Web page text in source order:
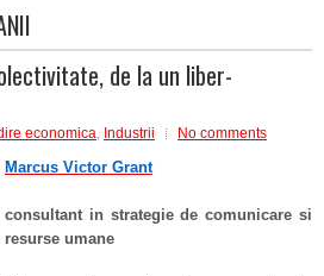
de la un liber-
economica, Industrii No comments
Marcus Victor Grant
consultant in strategie de comunicare si
resurse umane